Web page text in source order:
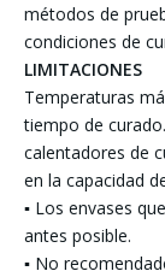
métodos de
condiciones de
LIMITACIONES
Temperaturas
tiempo de
calentadores de
en la capacidad
▪ Los envases
antes posible.
▪ No